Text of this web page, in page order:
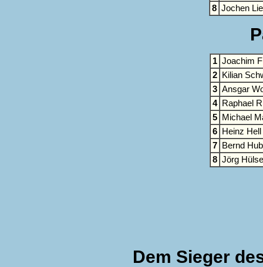
8 Jochen
1 Joachim
2 Kilian
3 Ansgar
4 Raphael
5 Michael
6 Heinz Hell
7 Bernd
8 Jörg
Dem Sieger